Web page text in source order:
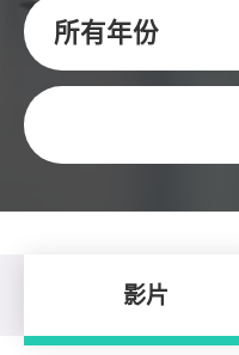
所有年份
关键字
影片